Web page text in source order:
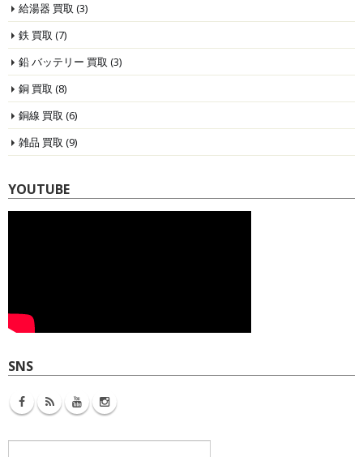
給湯器 買取 (3)
鉄 買取 (7)
鉛 バッテリー 買取 (3)
銅 買取 (8)
銅線 買取 (6)
雑品 買取 (9)
YOUTUBE
SNS